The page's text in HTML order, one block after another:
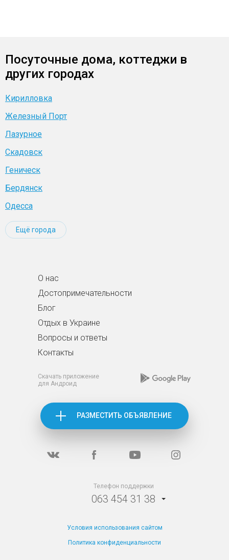
Посуточные дома, коттеджи в
других городах
Кирилловка
Железный Порт
Лазурное
Скадовск
Геническ
Бердянск
Одесса
Ещё города
О нас
Достопримечательности
Блог
Отдых в Украине
Вопросы и ответы
Контакты
Скачать приложение
для Андроид
РАЗМЕСТИТЬ ОБЪЯВЛЕНИЕ
Телефон поддержки
063 454 31 38
Условия использования сайтом
Политика конфиденциальности